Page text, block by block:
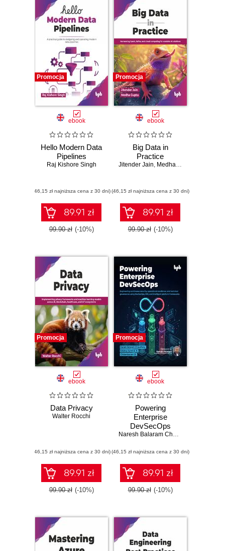
Promocja
ebook
Hello Modern Data
Pipelines
Raj Kishore Singh
(46,15 zł najniższa cena z 30 dni)
89.91 zł
99.90 zł (-10%)
Promocja
ebook
Big Data in
Practice
Jitender Jain, Medha Gupta
(46,15 zł najniższa cena z 30 dni)
89.91 zł
99.90 zł (-10%)
Promocja
ebook
Data Privacy
Walter Rocchi
(46,15 zł najniższa cena z 30 dni)
89.91 zł
99.90 zł (-10%)
Promocja
ebook
Powering
Enterprise
DevSecOps
Naresh Balaram Choudhary
(46,15 zł najniższa cena z 30 dni)
89.91 zł
99.90 zł (-10%)